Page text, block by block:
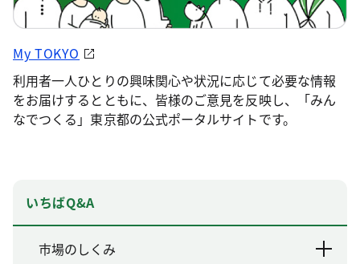
My TOKYO
利用者一人ひとりの興味関心や状況に応じて必要な情報
をお届けするとともに、皆様のご意見を反映し、「みん
なでつくる」東京都の公式ポータルサイトです。
いちばQ&A
市場のしくみ